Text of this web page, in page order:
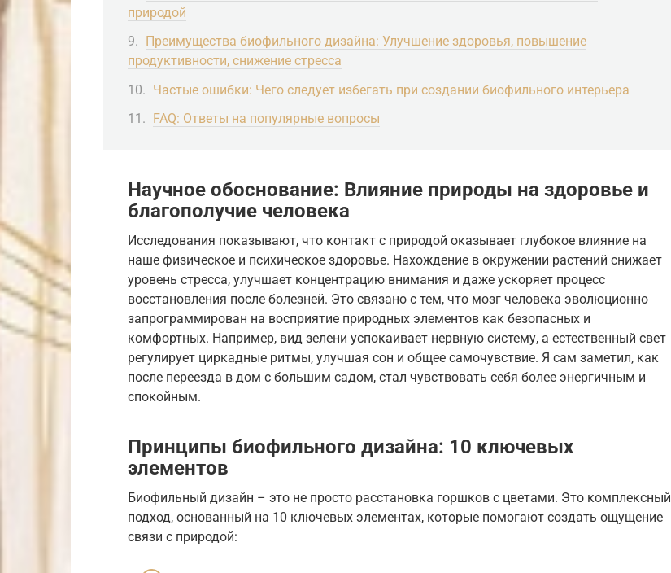
природой
Преимущества биофильного дизайна: Улучшение здоровья, повышение
продуктивности, снижение стресса
Частые ошибки: Чего следует избегать при создании биофильного интерьера
FAQ: Ответы на популярные вопросы
Научное обоснование: Влияние природы на здоровье и
благополучие человека
Исследования показывают, что контакт с природой оказывает глубокое влияние на
наше физическое и психическое здоровье. Нахождение в окружении растений снижает
уровень стресса, улучшает концентрацию внимания и даже ускоряет процесс
восстановления после болезней. Это связано с тем, что мозг человека эволюционно
запрограммирован на восприятие природных элементов как безопасных и
комфортных. Например, вид зелени успокаивает нервную систему, а естественный свет
регулирует циркадные ритмы, улучшая сон и общее самочувствие. Я сам заметил, как
после переезда в дом с большим садом, стал чувствовать себя более энергичным и
спокойным.
Принципы биофильного дизайна: 10 ключевых
элементов
Биофильный дизайн – это не просто расстановка горшков с цветами. Это комплексный
подход, основанный на 10 ключевых элементах, которые помогают создать ощущение
связи с природой: